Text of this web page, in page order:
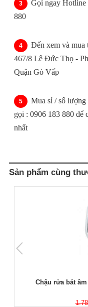
Gọi ngay Hotline
880
Đến xem và mua
467/8 Lê Đức Thọ -
Quận Gò Vấp
Mua sỉ / số
gọi : 0906 183 880 để
nhất
Sản phẩm cùng
Chậu rửa bát